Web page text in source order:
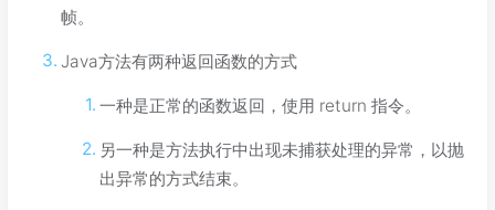
帧。
Java方法有两种返回函数的方式
一种是正常的函数返回，使用 return 指令。
另一种是方法执行中出现未捕获处理的异常，以抛
出异常的方式结束。